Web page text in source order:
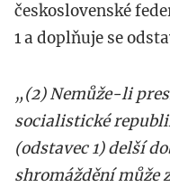
československé
1 a doplňuje se
„(2) Nemůže-li
socialistické
(odstavec 1) delší
shromáždění může